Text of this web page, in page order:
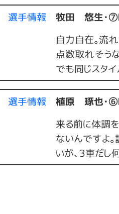
選手情報
牧田 悠生・⑦
自力自在。流
点数取れそう
でも同じスタ
選手情報
植原 琢也・⑥
来る前に体調
ないんですよ
いが、３車だし